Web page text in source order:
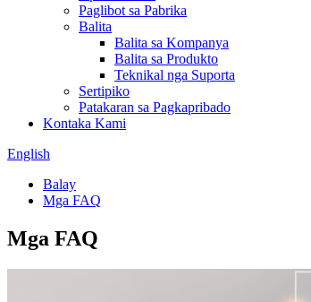
Paglibot sa Pabrika
Balita
Balita sa Kompanya
Balita sa Produkto
Teknikal nga Suporta
Sertipiko
Patakaran sa Pagkapribado
Kontaka Kami
English
Balay
Mga FAQ
Mga FAQ